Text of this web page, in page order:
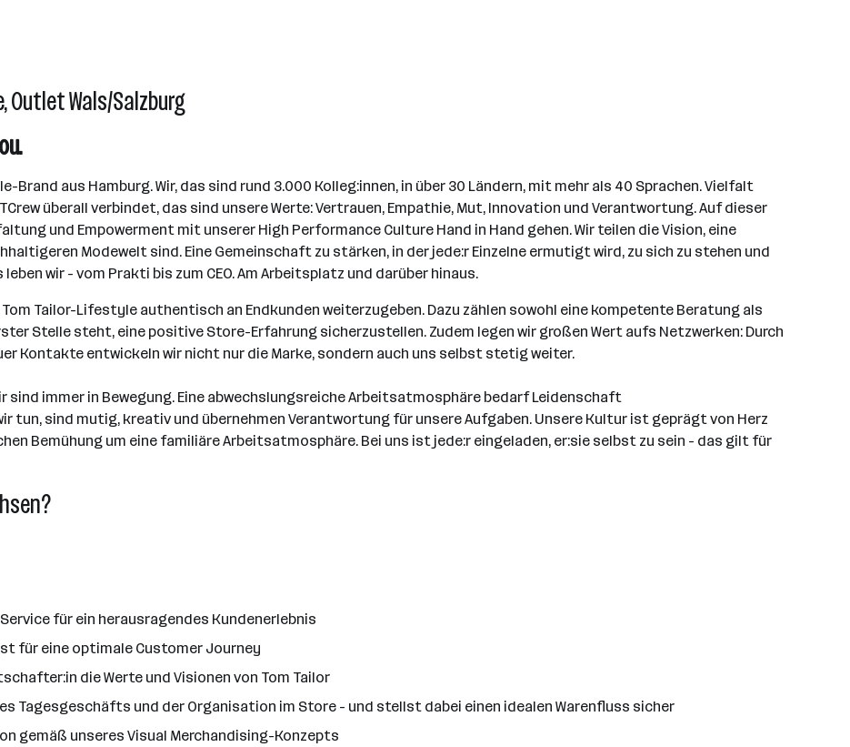
Outlet Wals/Salzburg
Brand aus Hamburg. Wir, das sind rund 3.000 Kolleg:innen, in über 30 Ländern, mit mehr als 40 Sprachen. Vielfalt
überall verbindet, das sind unsere Werte: Vertrauen, Empathie, Mut, Innovation und Verantwortung. Auf dieser
und Empowerment mit unserer High Performance Culture Hand in Hand gehen. Wir teilen die Vision, eine
Modewelt sind. Eine Gemeinschaft zu stärken, in der jede:r Einzelne ermutigt wird, zu sich zu stehen und
wir - vom Prakti bis zum CEO. Am Arbeitsplatz und darüber hinaus.
Tom Tailor-Lifestyle authentisch an Endkunden weiterzugeben. Dazu zählen sowohl eine kompetente Beratung als
Stelle steht, eine positive Store-Erfahrung sicherzustellen. Zudem legen wir großen Wert aufs Netzwerken: Durch
Kontakte entwickeln wir nicht nur die Marke, sondern auch uns selbst stetig weiter.
sind immer in Bewegung. Eine abwechslungsreiche Arbeitsatmosphäre bedarf Leidenschaft
tun, sind mutig, kreativ und übernehmen Verantwortung für unsere Aufgaben. Unsere Kultur ist geprägt von Herz
Bemühung um eine familiäre Arbeitsatmosphäre. Bei uns ist jede:r eingeladen, er:sie selbst zu sein - das gilt für
für ein herausragendes Kundenerlebnis
für eine optimale Customer Journey
die Werte und Visionen von Tom Tailor
Tagesgeschäfts und der Organisation im Store - und stellst dabei einen idealen Warenfluss sicher
gemäß unseres Visual Merchandising-Konzepts